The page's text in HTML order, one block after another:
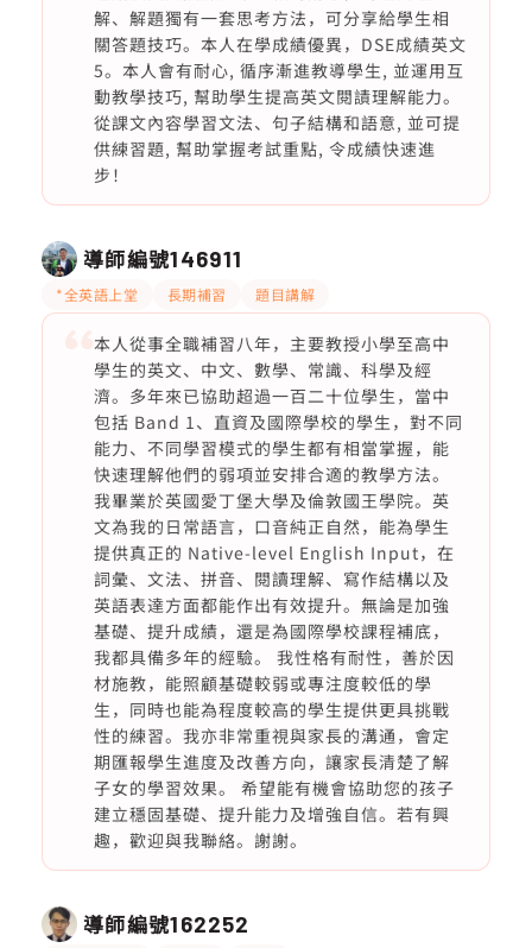
解、解題獨有一套思考方法，可分享給學生相
關答題技巧。本人在學成績優異，DSE成績英文
5。本人會有耐心, 循序漸進教導學生, 並運用互
動教學技巧, 幫助學生提高英文閱謮理解能力。
從課文內容學習文法、句子結構和語意, 並可提
供練習題, 幫助掌握考試重點, 令成績快速進
步！
導師編號146911
*全英語上堂 長期補習 題目講解
本人從事全職補習八年，主要教授小學至高中
學生的英文、中文、數學、常識、科學及經
濟。多年來已協助超過一百二十位學生，當中
包括 Band 1、直資及國際學校的學生，對不同
能力、不同學習模式的學生都有相當掌握，能
快速理解他們的弱項並安排合適的教學方法。
我畢業於英國愛丁堡大學及倫敦國王學院。英
文為我的日常語言，口音純正自然，能為學生
提供真正的 Native-level English Input，在
詞彙、文法、拼音、閱讀理解、寫作結構以及
英語表達方面都能作出有效提升。無論是加強
基礎、提升成績，還是為國際學校課程補底，
我都具備多年的經驗。 我性格有耐性，善於因
材施教，能照顧基礎較弱或專注度較低的學
生，同時也能為程度較高的學生提供更具挑戰
性的練習。我亦非常重視與家長的溝通，會定
期匯報學生進度及改善方向，讓家長清楚了解
子女的學習效果。 希望能有機會協助您的孩子
建立穩固基礎、提升能力及增強自信。若有興
趣，歡迎與我聯絡。謝謝。
導師編號162252